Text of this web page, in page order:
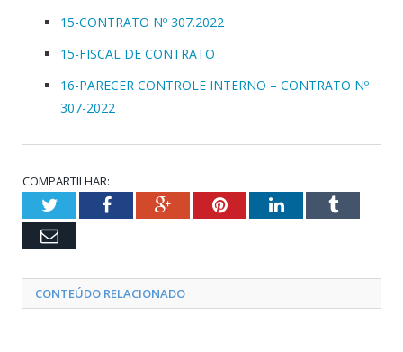
15-CONTRATO Nº 307.2022
15-FISCAL DE CONTRATO
16-PARECER CONTROLE INTERNO – CONTRATO Nº
307-2022
COMPARTILHAR:
TwitterFacebookGoogle+PinterestLinkedInTumblr
Email
CONTEÚDO RELACIONADO